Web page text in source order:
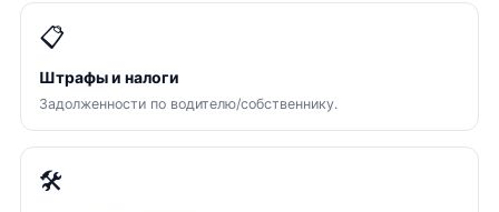
📋
Штрафы и налоги
Задолженности по водителю/собственнику.
🛠